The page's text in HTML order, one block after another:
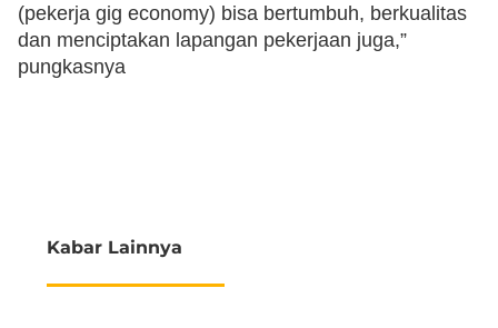
(pekerja gig economy) bisa bertumbuh, berkualitas
dan menciptakan lapangan pekerjaan juga,”
pungkasnya
Kabar Lainnya